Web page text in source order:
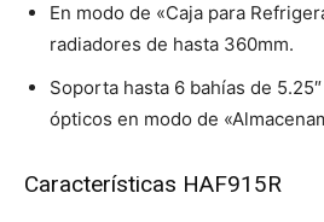
En modo de «Caja para
radiadores de hasta 360mm.
Soporta hasta 6 bahías de
ópticos en modo de
Características HAF915R